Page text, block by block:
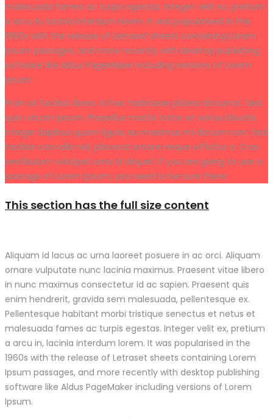
malesuada fames ac turpis egestas. Integer velit ex, pretium
a arcu in, lacinia interdum lorem. It was popularised in the
1960s with the release of Letraset sheets containing Lorem
Ipsum passages, and more recently with desktop publishing
software like Aldus PageMaker including versions of Lorem
Ipsum.
Proin at facilisis libero. In hac habitasse platea dictumst. Sed
quis rutrum ipsum. Phasellus mattis tortor et varius lobortis.
Integer dapibus quam ligula, eu maximus mi dictum non. Sed
facilisis convallis nisl, placerat ornare neque efficitur a. Cras
vestibulum volutpat urna id aliquet. If you are going to use a
passage of Lorem Ipsum, you need to be sure there.
This section has the full size content
Aliquam id lacus ac urna laoreet posuere in ac orci. Aliquam
ornare vulputate nunc lacinia maximus. Praesent vitae libero
in nunc maximus consectetur id ac sapien. Praesent quis
enim hendrerit, gravida sem malesuada, pellentesque ex.
Pellentesque habitant morbi tristique senectus et netus et
malesuada fames ac turpis egestas. Integer velit ex, pretium
a arcu in, lacinia interdum lorem. It was popularised in the
1960s with the release of Letraset sheets containing Lorem
Ipsum passages, and more recently with desktop publishing
software like Aldus PageMaker including versions of Lorem
Ipsum.